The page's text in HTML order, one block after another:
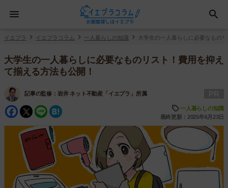
イエプラ イエプラコラム 一人暮らしの知識 大学生の一人暮らしに必要なもの
大学生の一人暮らしに必要なものリスト！費用を抑え
て揃える方法も公開！
記事の監修： 岩井 ネット不動産「イエプラ」所属
Facebook
Twitter
Line
一人暮らしの知識
最終更新：2025年6月23日